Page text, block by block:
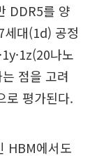
DDR5를 양
세대(1d) 공정
나노
점을 고려
로 평가된다.
HBM에서도